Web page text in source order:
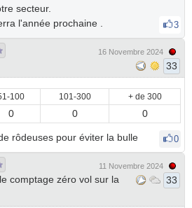
secteur.
l'année prochaine .
3
16 Novembre 2024
33
100 101-300 + de 300
0 0 0
rôdeuses pour éviter la bulle 0
comptage zéro vol sur la
11 Novembre 2024
33